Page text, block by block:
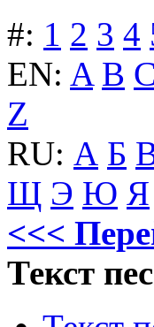
#: 1 2 3 4
EN: A B C
Z
RU: А Б
Щ Э Ю Я
<<<
Текст